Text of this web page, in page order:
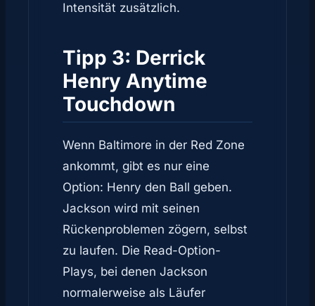
Intensität zusätzlich.
Tipp 3: Derrick
Henry Anytime
Touchdown
Wenn Baltimore in der Red Zone
ankommt, gibt es nur eine
Option: Henry den Ball geben.
Jackson wird mit seinen
Rückenproblemen zögern, selbst
zu laufen. Die Read-Option-
Plays, bei denen Jackson
normalerweise als Läufer